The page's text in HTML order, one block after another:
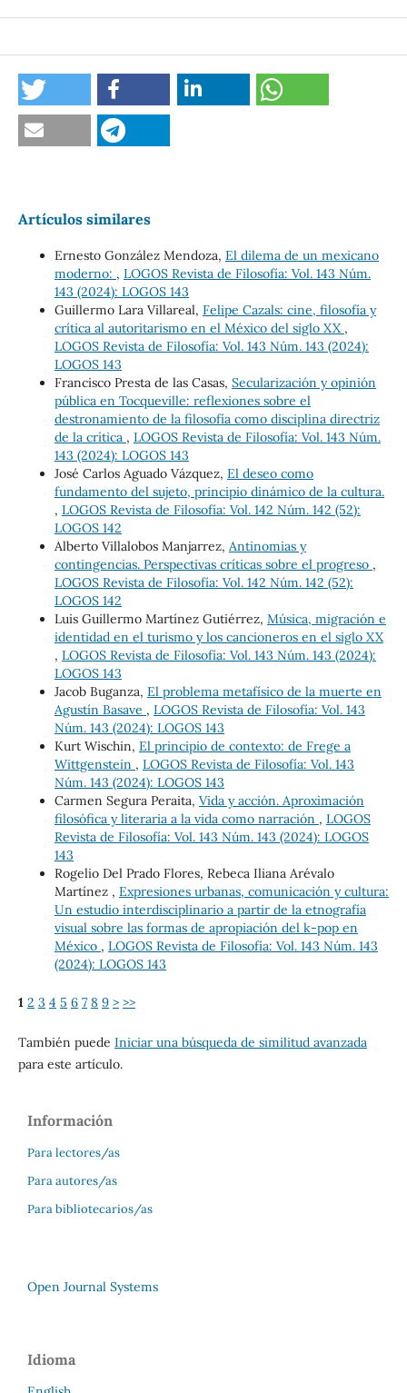
Artículos similares
Ernesto González Mendoza, El dilema de un mexicano
moderno: , LOGOS Revista de Filosofía: Vol. 143 Núm.
143 (2024): LOGOS 143
Guillermo Lara Villareal, Felipe Cazals: cine, filosofía y
crítica al autoritarismo en el México del siglo XX ,
LOGOS Revista de Filosofía: Vol. 143 Núm. 143 (2024):
LOGOS 143
Francisco Presta de las Casas, Secularización y opinión
pública en Tocqueville: reflexiones sobre el
destronamiento de la filosofía como disciplina directriz
de la crítica , LOGOS Revista de Filosofía: Vol. 143 Núm.
143 (2024): LOGOS 143
José Carlos Aguado Vázquez, El deseo como
fundamento del sujeto, principio dinámico de la cultura.
, LOGOS Revista de Filosofía: Vol. 142 Núm. 142 (52):
LOGOS 142
Alberto Villalobos Manjarrez, Antinomias y
contingencias. Perspectivas críticas sobre el progreso ,
LOGOS Revista de Filosofía: Vol. 142 Núm. 142 (52):
LOGOS 142
Luis Guillermo Martínez Gutiérrez, Música, migración e
identidad en el turismo y los cancioneros en el siglo XX
, LOGOS Revista de Filosofía: Vol. 143 Núm. 143 (2024):
LOGOS 143
Jacob Buganza, El problema metafísico de la muerte en
Agustín Basave , LOGOS Revista de Filosofía: Vol. 143
Núm. 143 (2024): LOGOS 143
Kurt Wischin, El principio de contexto: de Frege a
Wittgenstein , LOGOS Revista de Filosofía: Vol. 143
Núm. 143 (2024): LOGOS 143
Carmen Segura Peraita, Vida y acción. Aproximación
filosófica y literaria a la vida como narración , LOGOS
Revista de Filosofía: Vol. 143 Núm. 143 (2024): LOGOS
143
Rogelio Del Prado Flores, Rebeca Iliana Arévalo
Martínez , Expresiones urbanas, comunicación y cultura:
Un estudio interdisciplinario a partir de la etnografía
visual sobre las formas de apropiación del k-pop en
México , LOGOS Revista de Filosofía: Vol. 143 Núm. 143
(2024): LOGOS 143
1 2 3 4 5 6 7 8 9 > >>
También puede Iniciar una búsqueda de similitud avanzada
para este artículo.
Información
Para lectores/as
Para autores/as
Para bibliotecarios/as
Open Journal Systems
Idioma